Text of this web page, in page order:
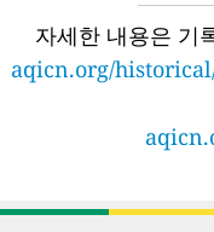
자세한 내용은 기
aqicn.org/